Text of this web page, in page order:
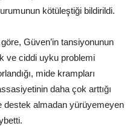
kötüleştiği bildirildi.
Güven’in tansiyonunun
ve ciddi uyku problemi
mide krampları
daha çok arttığı
destek almadan yürüyemeyen